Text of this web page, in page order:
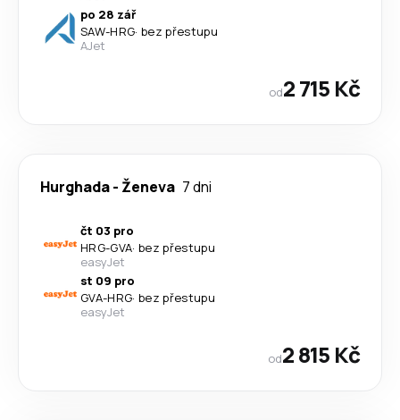
po 28 zář
SAW-HRG· bez přestupu
AJet
od2 715 Kč
Hurghada- Ženeva 7 dni
čt 03 pro
HRG-GVA· bez přestupu
easyJet
st 09 pro
GVA-HRG· bez přestupu
easyJet
od2 815 Kč